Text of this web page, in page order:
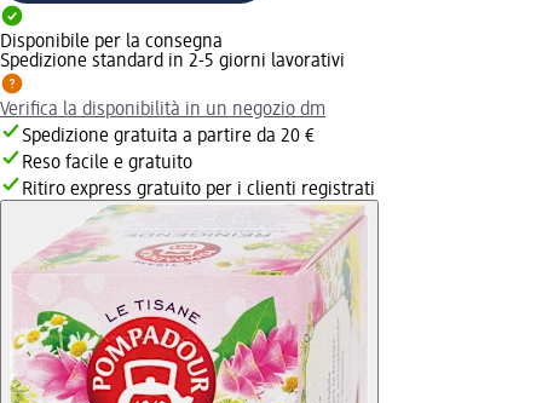
Disponibile per la consegna
Spedizione standard in 2-5 giorni lavorativi
Verifica la disponibilità in un negozio dm
Spedizione gratuita a partire da 20 €
Reso facile e gratuito
Ritiro express gratuito per i clienti registrati